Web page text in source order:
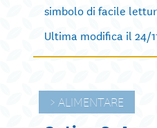
simbolo di facile
Ultima modifica il 24/
ALIMENTARE